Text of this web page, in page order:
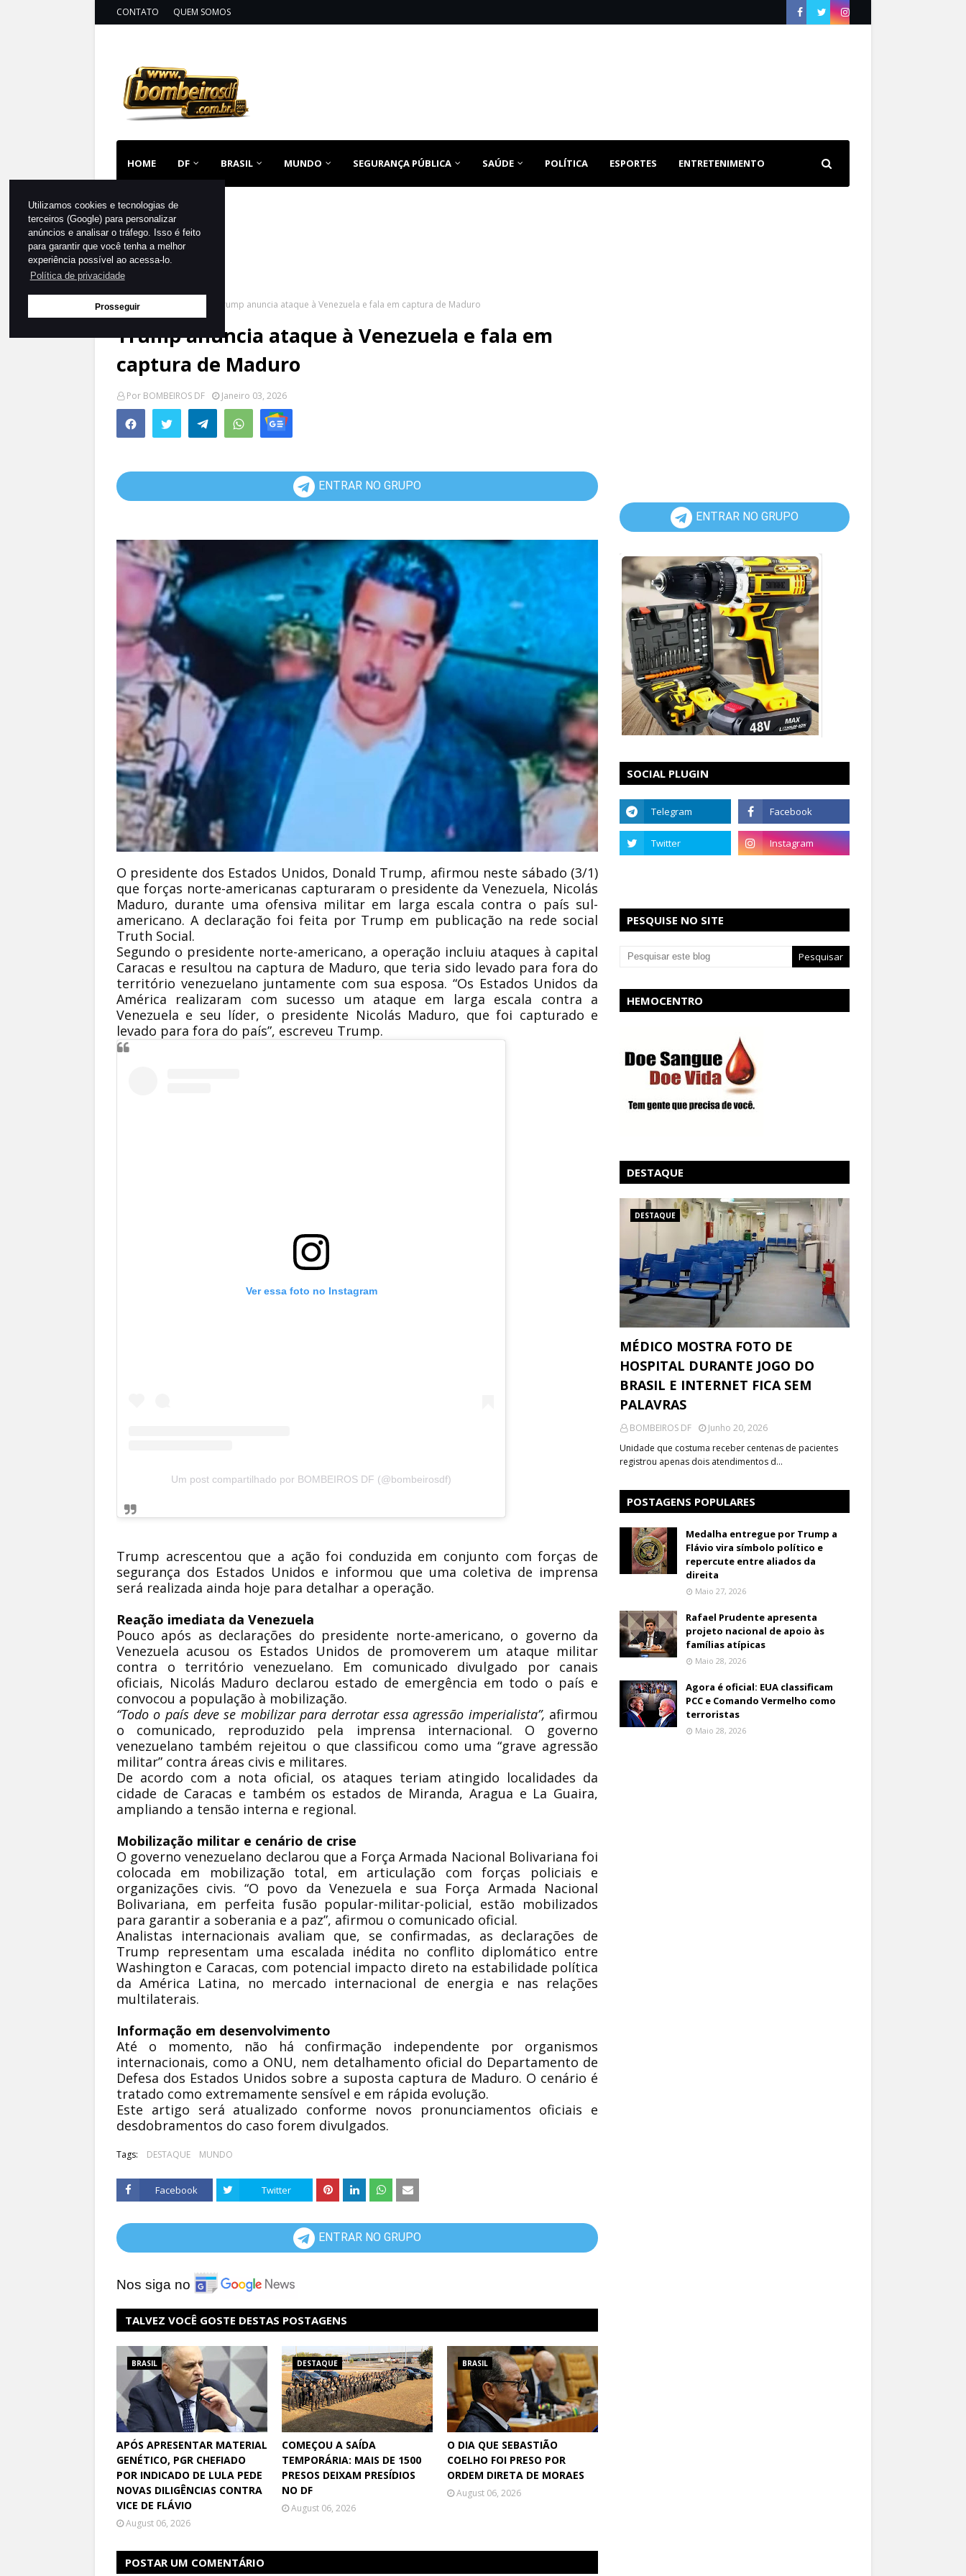
Utilizamos cookies e tecnologias de
terceiros (Google) para personalizar
anúncios e analisar o tráfego. Isso é feito
para garantir que você tenha a melhor
experiência possível ao acessa-lo.
Política de privacidade
Prosseguir
CONTATO QUEM SOMOS
HOME DF BRASIL MUNDO SEGURANÇA PÚBLICA SAÚDE POLÍTICA ESPORTES ENTRETENIMENTO
Página inicial Trump anuncia ataque à Venezuela e fala em captura de Maduro
Trump anuncia ataque à Venezuela e fala em
captura de Maduro
Por BOMBEIROS DF Janeiro 03, 2026
ENTRAR NO GRUPO
O presidente dos Estados Unidos, Donald Trump, afirmou neste sábado (3/1)
que forças norte-americanas capturaram o presidente da Venezuela, Nicolás
Maduro, durante uma ofensiva militar em larga escala contra o país sul-
americano. A declaração foi feita por Trump em publicação na rede social
Truth Social.
Segundo o presidente norte-americano, a operação incluiu ataques à capital
Caracas e resultou na captura de Maduro, que teria sido levado para fora do
território venezuelano juntamente com sua esposa. “Os Estados Unidos da
América realizaram com sucesso um ataque em larga escala contra a
Venezuela e seu líder, o presidente Nicolás Maduro, que foi capturado e
levado para fora do país”, escreveu Trump.
Ver essa foto no Instagram
Um post compartilhado por BOMBEIROS DF (@bombeirosdf)
Trump acrescentou que a ação foi conduzida em conjunto com forças de
segurança dos Estados Unidos e informou que uma coletiva de imprensa
será realizada ainda hoje para detalhar a operação.
Reação imediata da Venezuela
Pouco após as declarações do presidente norte-americano, o governo da
Venezuela acusou os Estados Unidos de promoverem um ataque militar
contra o território venezuelano. Em comunicado divulgado por canais
oficiais, Nicolás Maduro declarou estado de emergência em todo o país e
convocou a população à mobilização.
“Todo o país deve se mobilizar para derrotar essa agressão imperialista”, afirmou
o comunicado, reproduzido pela imprensa internacional. O governo
venezuelano também rejeitou o que classificou como uma “grave agressão
militar” contra áreas civis e militares.
De acordo com a nota oficial, os ataques teriam atingido localidades da
cidade de Caracas e também os estados de Miranda, Aragua e La Guaira,
ampliando a tensão interna e regional.
Mobilização militar e cenário de crise
O governo venezuelano declarou que a Força Armada Nacional Bolivariana foi
colocada em mobilização total, em articulação com forças policiais e
organizações civis. “O povo da Venezuela e sua Força Armada Nacional
Bolivariana, em perfeita fusão popular-militar-policial, estão mobilizados
para garantir a soberania e a paz”, afirmou o comunicado oficial.
Analistas internacionais avaliam que, se confirmadas, as declarações de
Trump representam uma escalada inédita no conflito diplomático entre
Washington e Caracas, com potencial impacto direto na estabilidade política
da América Latina, no mercado internacional de energia e nas relações
multilaterais.
Informação em desenvolvimento
Até o momento, não há confirmação independente por organismos
internacionais, como a ONU, nem detalhamento oficial do Departamento de
Defesa dos Estados Unidos sobre a suposta captura de Maduro. O cenário é
tratado como extremamente sensível e em rápida evolução.
Este artigo será atualizado conforme novos pronunciamentos oficiais e
desdobramentos do caso forem divulgados.
Tags: DESTAQUE MUNDO
Facebook Twitter
ENTRAR NO GRUPO
Nos siga no
TALVEZ VOCÊ GOSTE DESTAS POSTAGENS
BRASIL
APÓS APRESENTAR MATERIAL
GENÉTICO, PGR CHEFIADO
POR INDICADO DE LULA PEDE
NOVAS DILIGÊNCIAS CONTRA
VICE DE FLÁVIO
August 06, 2026
DESTAQUE
COMEÇOU A SAÍDA
TEMPORÁRIA: MAIS DE 1500
PRESOS DEIXAM PRESÍDIOS
NO DF
August 06, 2026
BRASIL
O DIA QUE SEBASTIÃO
COELHO FOI PRESO POR
ORDEM DIRETA DE MORAES
August 06, 2026
POSTAR UM COMENTÁRIO
ENTRAR NO GRUPO
SOCIAL PLUGIN
PESQUISE NO SITE
HEMOCENTRO
DESTAQUE
DESTAQUE
MÉDICO MOSTRA FOTO DE
HOSPITAL DURANTE JOGO DO
BRASIL E INTERNET FICA SEM
PALAVRAS
BOMBEIROS DF
Junho 20, 2026
Unidade que costuma receber centenas de pacientes
registrou apenas dois atendimentos d…
POSTAGENS POPULARES
Medalha entregue por Trump a
Flávio vira símbolo político e
repercute entre aliados da
direita
Maio 27, 2026
Rafael Prudente apresenta
projeto nacional de apoio às
famílias atípicas
Maio 28, 2026
Agora é oficial: EUA classificam
PCC e Comando Vermelho como
terroristas
Maio 28, 2026